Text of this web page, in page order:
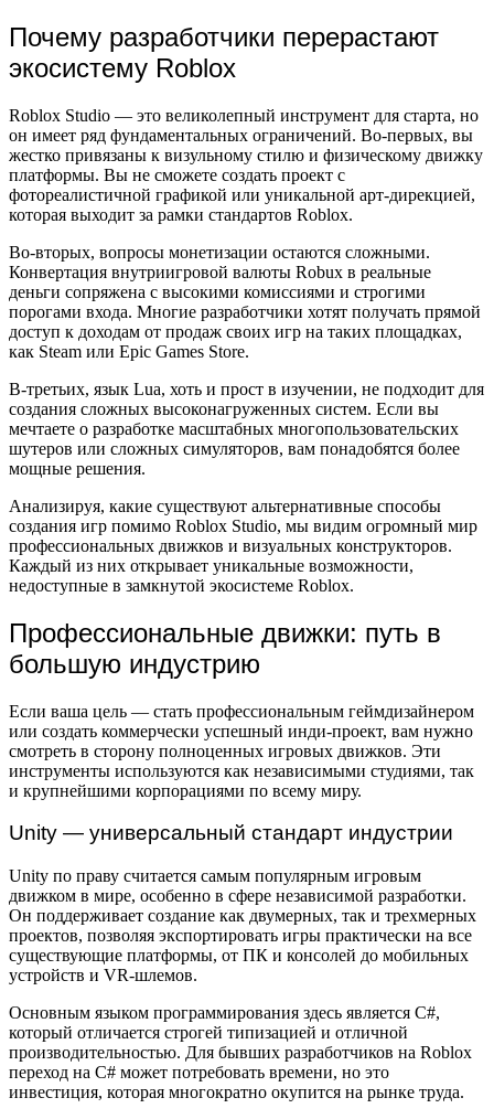
Почему разработчики перерастают
экосистему Roblox
Roblox Studio — это великолепный инструмент для старта, но
он имеет ряд фундаментальных ограничений. Во-первых, вы
жестко привязаны к визульному стилю и физическому движку
платформы. Вы не сможете создать проект с
фотореалистичной графикой или уникальной арт-дирекцией,
которая выходит за рамки стандартов Roblox.
Во-вторых, вопросы монетизации остаются сложными.
Конвертация внутриигровой валюты Robux в реальные
деньги сопряжена с высокими комиссиями и строгими
порогами входа. Многие разработчики хотят получать прямой
доступ к доходам от продаж своих игр на таких площадках,
как Steam или Epic Games Store.
В-третьих, язык Lua, хоть и прост в изучении, не подходит для
создания сложных высоконагруженных систем. Если вы
мечтаете о разработке масштабных многопользовательских
шутеров или сложных симуляторов, вам понадобятся более
мощные решения.
Анализируя, какие существуют альтернативные способы
создания игр помимо Roblox Studio, мы видим огромный мир
профессиональных движков и визуальных конструкторов.
Каждый из них открывает уникальные возможности,
недоступные в замкнутой экосистеме Roblox.
Профессиональные движки: путь в
большую индустрию
Если ваша цель — стать профессиональным геймдизайнером
или создать коммерчески успешный инди-проект, вам нужно
смотреть в сторону полноценных игровых движков. Эти
инструменты используются как независимыми студиями, так
и крупнейшими корпорациями по всему миру.
Unity — универсальный стандарт индустрии
Unity по праву считается самым популярным игровым
движком в мире, особенно в сфере независимой разработки.
Он поддерживает создание как двумерных, так и трехмерных
проектов, позволяя экспортировать игры практически на все
существующие платформы, от ПК и консолей до мобильных
устройств и VR-шлемов.
Основным языком программирования здесь является C#,
который отличается строгей типизацией и отличной
производительностью. Для бывших разработчиков на Roblox
переход на C# может потребовать времени, но это
инвестиция, которая многократно окупится на рынке труда.